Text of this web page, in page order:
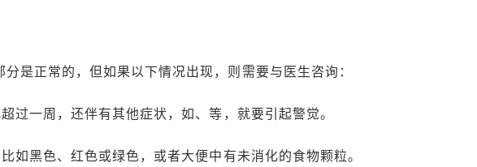
是正常的，但如果以下情况出现，则需要与医生咨询：
过一周，还伴有其他症状，如、等，就要引起警觉。
如黑色、红色或绿色，或者大便中有未消化的食物颗粒。